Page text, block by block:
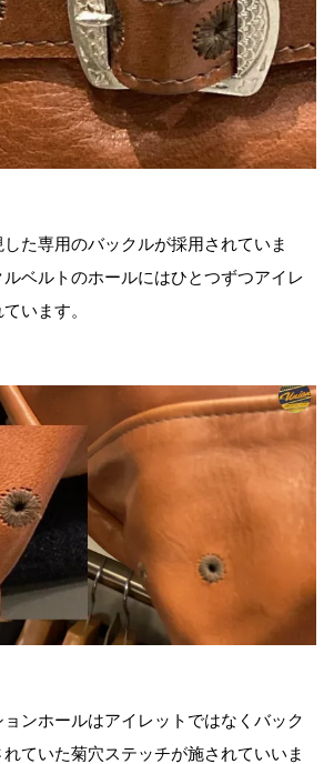
た専用のバックルが採用されていま
ベルトのホールにはひとつずつアイレ
います。
ンホールはアイレットではなくバック
ていた菊穴ステッチが施されていいま